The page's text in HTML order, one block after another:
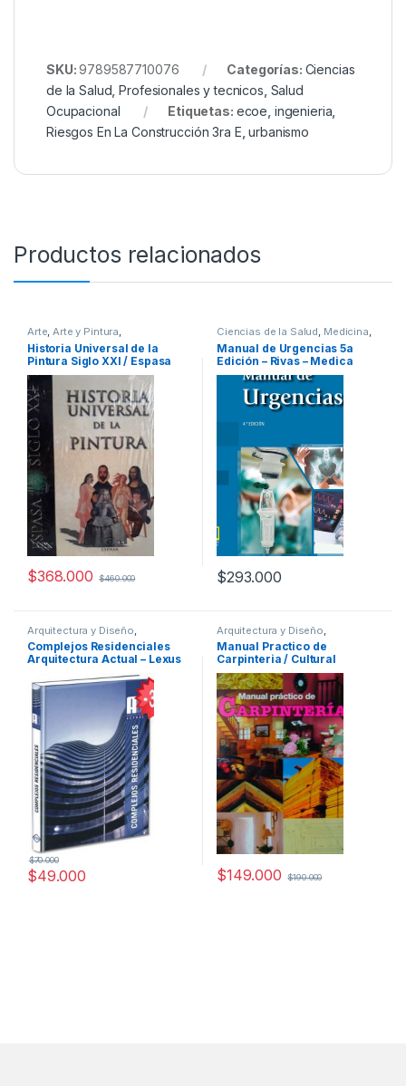
SKU:9789587710076 Categorías: Ciencias
de la Salud ,Profesionales y tecnicos Salud
Ocupacional
Etiquetas: ecoe ingenieria
Riesgos En La Construcción 3ra E ,urbanismo
Productos relacionados
Arte Arte y Pintura
Profesionales y tecnicos
Historia Universal de la
Pintura Siglo XXI / Espasa
$368.000 $460.000
Ciencias de la Salud Medicina
Profesionales y tecnicos
Manual de Urgencias 5a
Edición – Rivas – Medica
Panamericana
$293.000
Arquitectura y Diseño
Arquitectura y Urbanismo ,
Decoración, Diseño,Ofertas,
Profesionales y tecnicos
Complejos Residenciales
Arquitectura Actual – Lexus
$49.000
$70.000
Arquitectura y Diseño
Arquitectura y Urbanismo
Afines,Decoración ,Decoración
y Muebles,Diseño ,Hogar y
Manualidades
Ofertas,Profesionales y
tecnicos,Temas Varios
Manual Practico de
Carpinteria / Cultural
$149.000 $190.000